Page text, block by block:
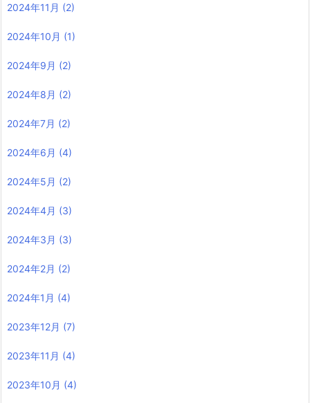
2024年11月 (2)
2024年10月 (1)
2024年9月 (2)
2024年8月 (2)
2024年7月 (2)
2024年6月 (4)
2024年5月 (2)
2024年4月 (3)
2024年3月 (3)
2024年2月 (2)
2024年1月 (4)
2023年12月 (7)
2023年11月 (4)
2023年10月 (4)